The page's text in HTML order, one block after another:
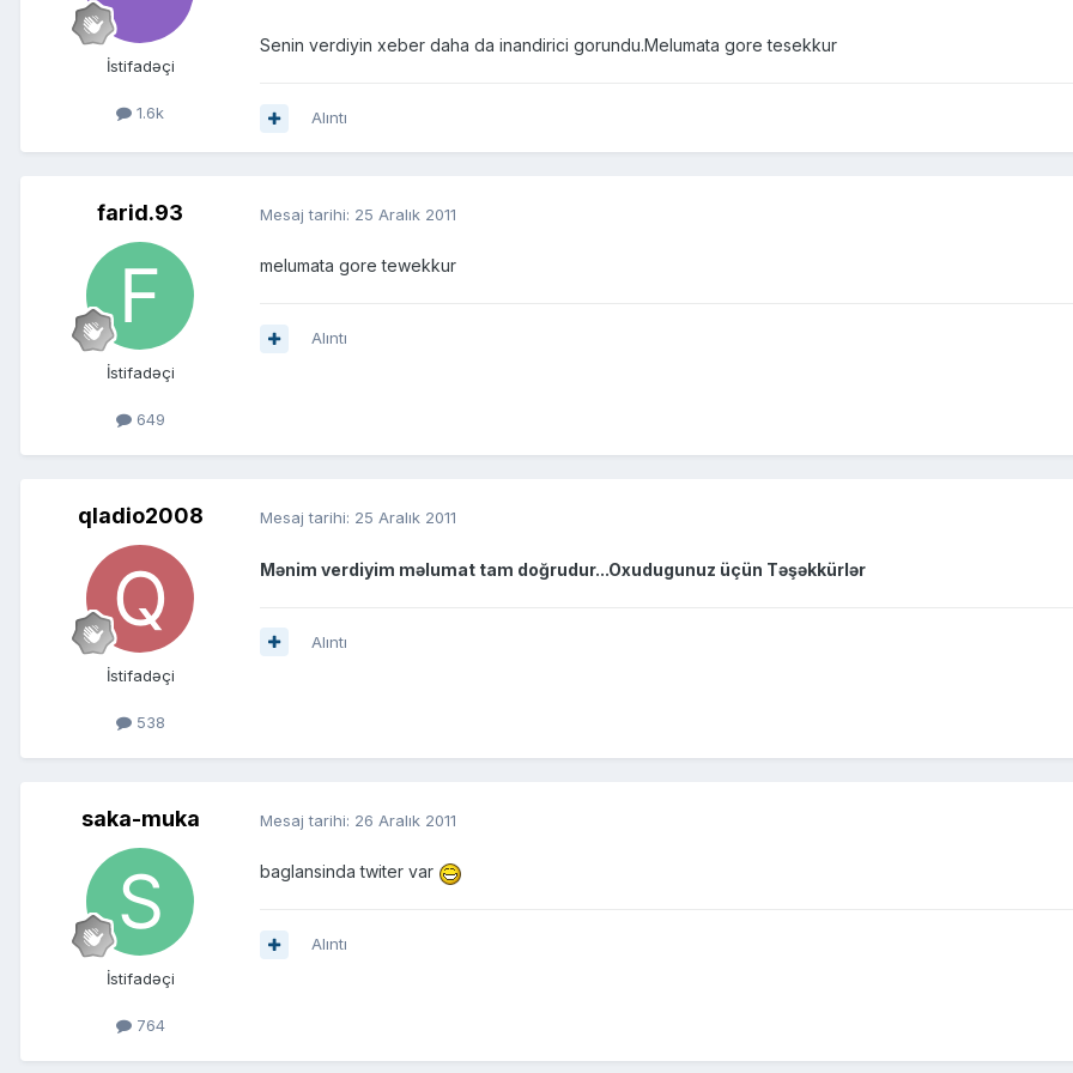
İstifadəçi
1.6k
Senin verdiyin xeber daha da inandirici gorundu.Melumata gore tesekkur
Alıntı
farid.93
İstifadəçi
649
Mesaj tarihi: 25 Aralık 2011
melumata gore tewekkur
Alıntı
qladio2008
İstifadəçi
538
Mesaj tarihi: 25 Aralık 2011
Mənim verdiyim məlumat tam doğrudur...Oxudugunuz üçün Təşəkkürlər
Alıntı
saka-muka
İstifadəçi
764
Mesaj tarihi: 26 Aralık 2011
baglansinda twiter var
Alıntı